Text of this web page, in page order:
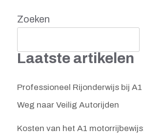
Zoeken
Laatste artikelen
Professioneel Rijonderwijs bij A1
Weg naar Veilig Autorijden
Kosten van het A1